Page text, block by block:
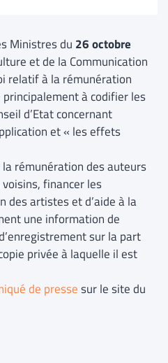
Ministres du 26 octobre
et de la Communication
relatif à la rémunération
à codifier les
d’Etat concernant
et « les effets
rémunération des auteurs
financer les
des artistes et d’aide à la
une information de
sur la part
privée à laquelle il est
de pressesur le site du